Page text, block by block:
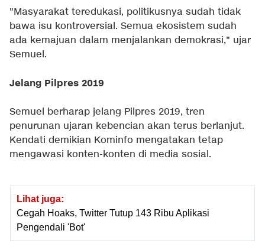
"Masyarakat teredukasi, politikusnya sudah tidak
bawa isu kontroversial. Semua ekosistem sudah
ada kemajuan dalam menjalankan demokrasi," ujar
Semuel.
Jelang Pilpres 2019
Semuel berharap jelang Pilpres 2019, tren
penurunan ujaran kebencian akan terus berlanjut.
Kendati demikian Kominfo mengatakan tetap
mengawasi konten-konten di media sosial.
Lihat juga:
Cegah Hoaks, Twitter Tutup 143 Ribu Aplikasi
Pengendali 'Bot'